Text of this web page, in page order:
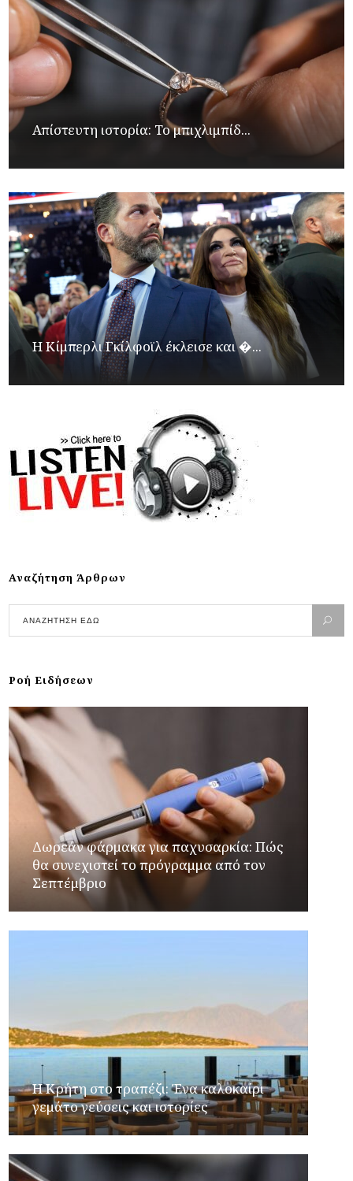
Απίστευτη ιστορία: Το μπιχλιμπίδ...
Η Κίμπερλι Γκίλφοϊλ έκλεισε και �...
Αναζήτηση Άρθρων
Ροή Ειδήσεων
Δωρεάν φάρμακα για παχυσαρκία: Πώς
θα συνεχιστεί το πρόγραμμα από τον
Σεπτέμβριο
Η Κρήτη στο τραπέζι: Ένα καλοκαίρι
γεμάτο γεύσεις και ιστορίες